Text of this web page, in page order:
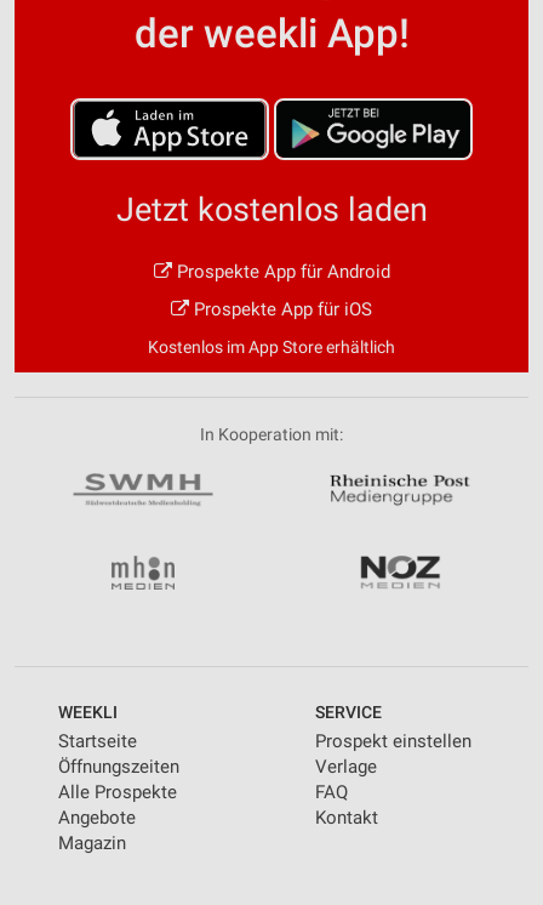
der weekli App!
Jetzt kostenlos laden
Prospekte App für Android
Prospekte App für iOS
Kostenlos im App Store erhältlich
In Kooperation mit:
WEEKLI
Startseite
Öffnungszeiten
Alle Prospekte
Angebote
Magazin
SERVICE
Prospekt einstellen
Verlage
FAQ
Kontakt